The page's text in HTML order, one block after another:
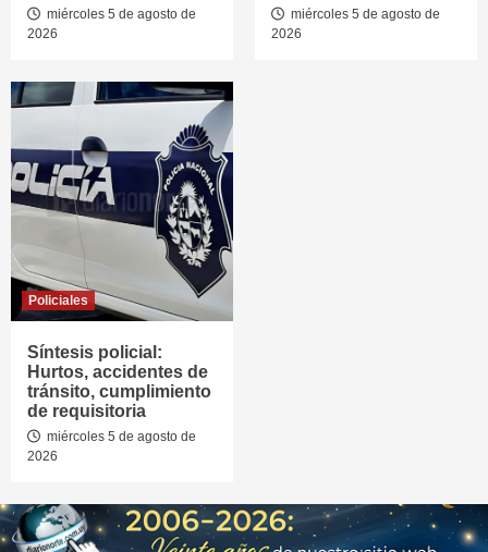
miércoles 5 de agosto de
2026
miércoles 5 de agosto de
2026
Policiales
Síntesis policial:
Hurtos, accidentes de
tránsito, cumplimiento
de requisitoria
miércoles 5 de agosto de
2026